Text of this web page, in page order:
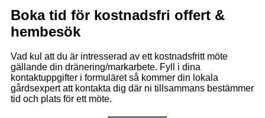
Boka tid för kostnadsfri offert &
hembesök
Vad kul att du är intresserad av ett kostnadsfritt möte
gällande din dränering/markarbete. Fyll i dina
kontaktuppgifter i formuläret så kommer din lokala
gårdsexpert att kontakta dig där ni tillsammans bestämmer
tid och plats för ett möte.